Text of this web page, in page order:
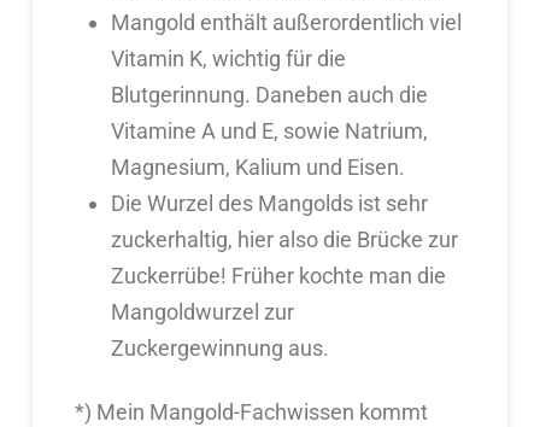
Mangold enthält außerordentlich viel
Vitamin K, wichtig für die
Blutgerinnung. Daneben auch die
Vitamine A und E, sowie Natrium,
Magnesium, Kalium und Eisen.
Die Wurzel des Mangolds ist sehr
zuckerhaltig, hier also die Brücke zur
Zuckerrübe! Früher kochte man die
Mangoldwurzel zur
Zuckergewinnung aus.
*) Mein Mangold-Fachwissen kommt